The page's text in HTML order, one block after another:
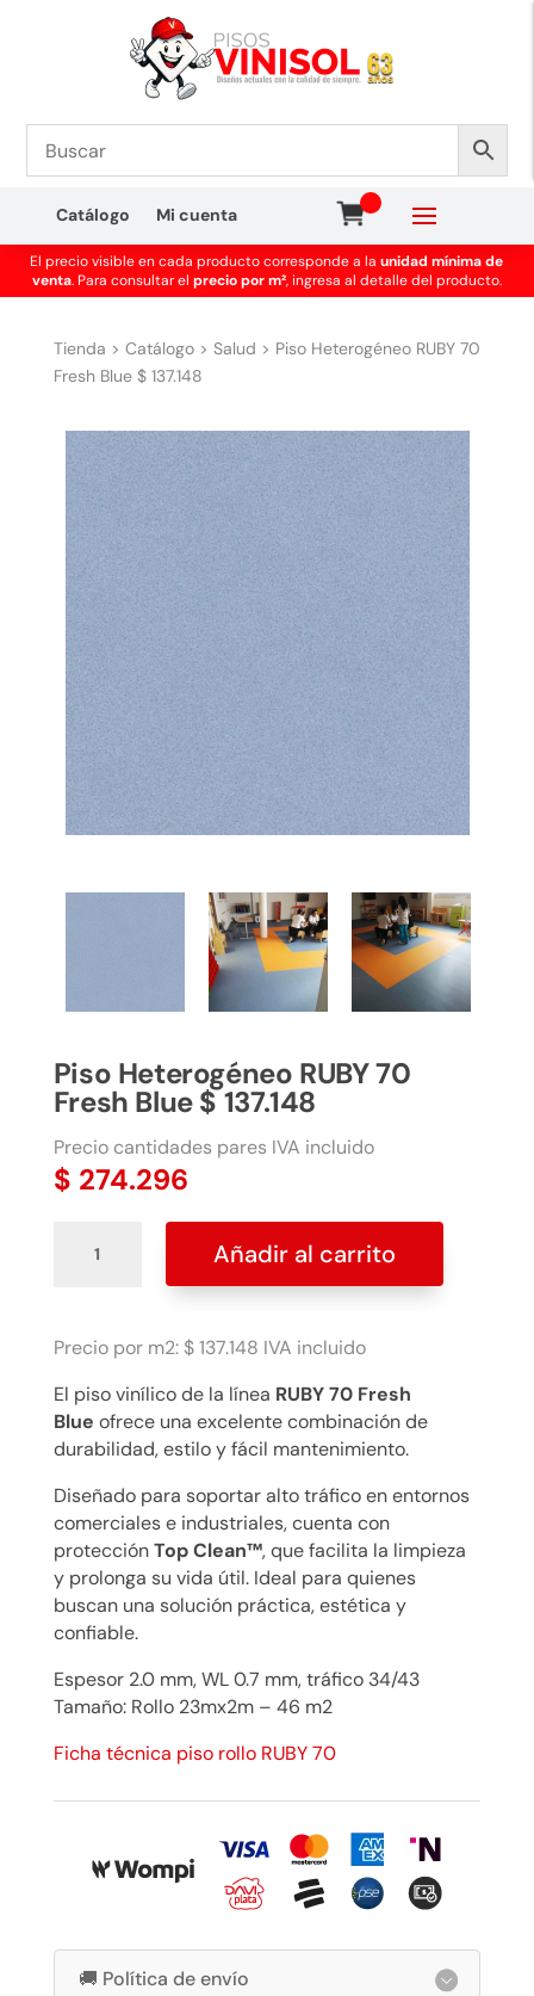
Catálogo Mi cuenta
El precio visible en cada producto corresponde a launidad mínima de
venta. Para consultar el precio por m², ingresa al detalle del producto.
Tienda > Catálogo> Salud > Piso Heterogéneo RUBY 70
Fresh Blue $ 137.148
Piso Heterogéneo RUBY 70
Fresh Blue $ 137.148
Precio cantidades pares IVA incluido
$ 274.296
Heterogéneo
Fresh
$
137.148
cantidad
Añadir al carrito
Precio por m2: $ 137.148 IVA incluido
El piso vinílico de la línea RUBY 70 Fresh
Blue ofrece una excelente combinación de
durabilidad, estilo y fácil mantenimiento.
Diseñado para soportar alto tráfico en entornos
comerciales e industriales, cuenta con
protecciónTop Clean™, que facilita la limpieza
y prolonga su vida útil. Ideal para quienes
buscan una solución práctica, estética y
confiable.
Espesor 2.0 mm, WL 0.7 mm, tráfico 34/43
Tamaño: Rollo 23mx2m – 46 m2
Ficha técnica piso rollo RUBY 70
🚚 Política de envío